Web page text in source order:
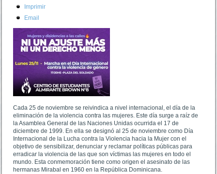
Imprimir
Email
Cada 25 de noviembre se reivindica a nivel internacional, el día de la
eliminación de la violencia contra las mujeres. Este día surge a raíz de
la Asamblea General de las Naciones Unidas ocurrida el 17 de
diciembre de 1999. En ella se designó al 25 de noviembre como Día
Internacional de la Lucha contra la Violencia hacia la Mujer con el
objetivo de sensibilizar, denunciar y reclamar políticas públicas para
erradicar la violencia de las que son víctimas las mujeres en todo el
mundo. Esta conmemoración tiene como origen el asesinato de las
hermanas Mirabal en 1960 en la República Dominicana.